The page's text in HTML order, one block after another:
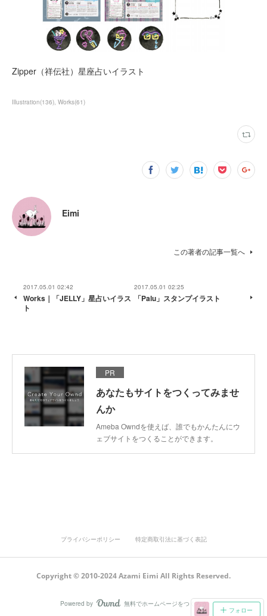
Zipper（祥伝社）星座占いイラスト
Illustration(136) Works(61)
Eimi
この著者の記事一覧へ
2017.05.01 02:42
Works｜「JELLY」星占いイラス
ト
2017.05.01 02:25
「Palu」スタンプイラスト
PR
あなたもサイトをつくってみませ
んか
Ameba Owndを使えば、誰でもかんたんにウ
ェブサイトをつくることができます。
フォロー
プライバシーポリシー 特定商取引法に基づく表記
Copyright © 2010-2024 Azami Eimi All Rights Reserved.
Powered by AmebaOwnd
無料でホームページをつくろう